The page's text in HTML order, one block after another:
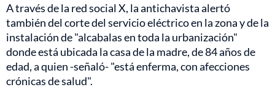
A través de la red social X, la antichavista alertó
también del corte del servicio eléctrico en la zona y de la
instalación de "alcabalas en toda la urbanización"
donde está ubicada la casa de la madre, de 84 años de
edad, a quien -señaló- "está enferma, con afecciones
crónicas de salud".